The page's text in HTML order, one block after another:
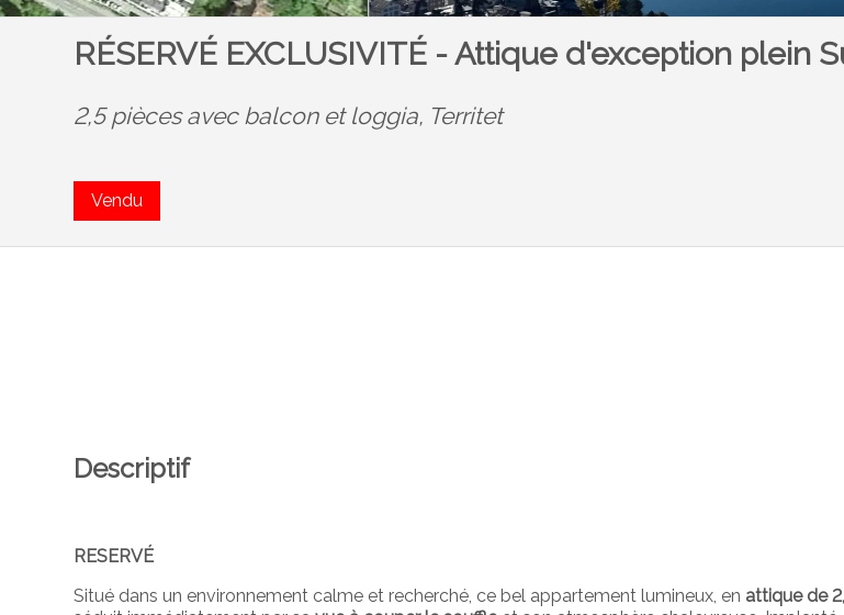
RÉSERVÉ EXCLUSIVITÉ - Attique d'exception plein
2,5 pièces avec balcon et loggia, Territet
Vendu
Descriptif
RESERVÉ
Situé dans un environnement calme et recherché, ce bel appartement lumineux, en attique de